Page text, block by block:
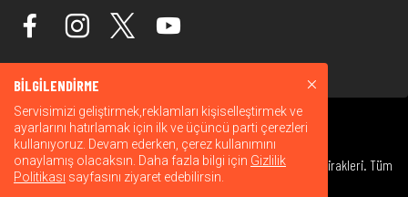
© 2026 Warner Bros. Discovery, Inc. veya bağlı kuruluşları ve iştirakleri. Tüm
hakları saklıdır.
BİLGİLENDİRME
Servisimizi geliştirmek,reklamları kişiselleştirmek ve
ayarlarını hatırlamak için ilk ve üçüncü parti çerezleri
kullanıyoruz. Devam ederken, çerez kullanımını
onaylamış olacaksın. Daha fazla bilgi için Gizlilik
Politikası sayfasını ziyaret edebilirsin.